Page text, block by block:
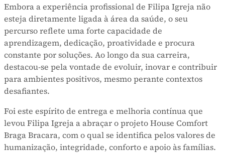
Embora a experiência profissional de Filipa Igreja não
esteja diretamente ligada à área da saúde, o seu
percurso reflete uma forte capacidade de
aprendizagem, dedicação, proatividade e procura
constante por soluções. Ao longo da sua carreira,
destacou-se pela vontade de evoluir, inovar e contribuir
para ambientes positivos, mesmo perante contextos
desafiantes.
Foi este espírito de entrega e melhoria contínua que
levou Filipa Igreja a abraçar o projeto House Comfort
Braga Bracara, com o qual se identifica pelos valores de
humanização, integridade, conforto e apoio às famílias.